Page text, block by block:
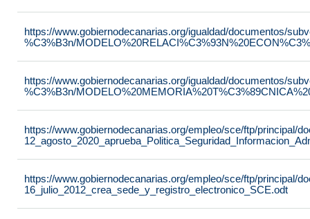
https://www.gobiernodecanarias.org/igualdad/documentos/
%C3%B3n/
https://www.gobiernodecanarias.org/igualdad/documentos/
%C3%B3n/
https://www.gobiernodecanarias.org/empleo/sce/ftp/principal/
https://www.gobiernodecanarias.org/empleo/sce/ftp/principal/
16_julio_2012_crea_sede_y_registro_electronico_SCE.odt